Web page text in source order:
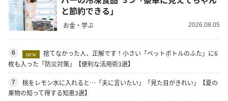
と節約できる」
お金・学ぶ 2026.08.05
6 new
捨てなかった人、正解です！小さい「ペットボトルのふた」に6
枚も入った「防災対策」【便利な活用術3選】
7
桃をレモン水に入れると…「夫に言いたい」「見た目がきれい」【夏の
果物の知って得する知恵3選】